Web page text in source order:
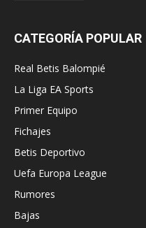
CATEGORÍA POPULAR
Real Betis Balompié
La Liga EA Sports
Primer Equipo
Fichajes
Betis Deportivo
Uefa Europa League
Rumores
Bajas